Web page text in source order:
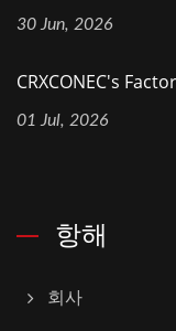
30 Jun, 2026
CRXCONEC's
01 Jul, 2026
항해
회사